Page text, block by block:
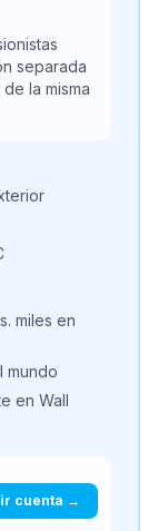
separada
la misma
miles en
mundo
en Wall
cuenta →